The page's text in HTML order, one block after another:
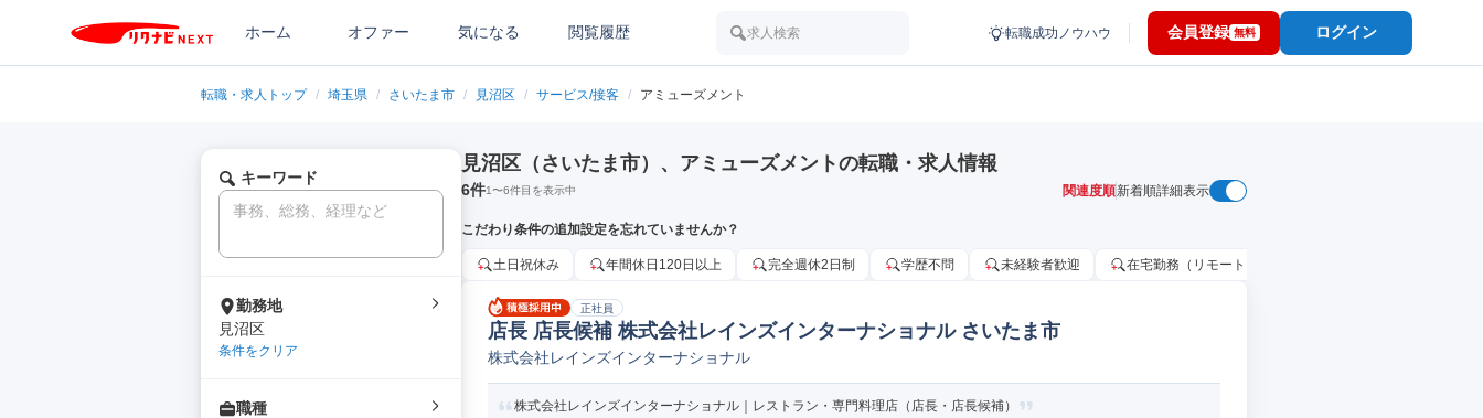
ホーム オファー 気になる 閲覧履歴 求人検索 転職成功ノウハウ 会員登録 無料 ログイン
転職・求人トップ / 埼玉県 / さいたま市 / 見沼区 / サービス/接客 / アミューズメント
キーワード
勤務地
見沼区
条件をクリア
職種
見沼区（さいたま市）、アミューズメントの転職・求人情報
6件1〜6件目を表示中 関連度順新着順詳細表示
こだわり条件の追加設定を忘れていませんか？
土日祝休み 年間休日120日以上 完全週休2日制 学歴不問 未経験者歓迎 在宅勤務（リモートワーク）OK
正社員
店長 店長候補 株式会社レインズインターナショナル さいたま市
株式会社レインズインターナショナル
株式会社レインズインターナショナル｜レストラン・専門料理店（店長・店長候補）